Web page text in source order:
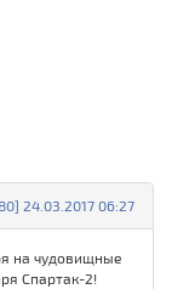
24.03.2017 06:27
на чудовищные
Спартак-2!